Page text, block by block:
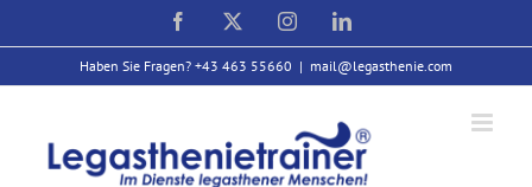
Facebook InstagramLinkedIn
Haben Sie Fragen? +43 463 55660 | mail@legasthenie.com